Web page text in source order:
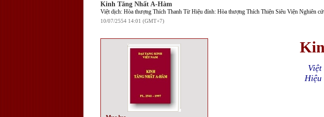
Kinh Tăng Nhất A-Hàm
Việt dịch: Hòa thượng Thích Thanh Từ Hiệu đính: Hòa thượng Thích Thiện Siêu Viện Nghiên
10/07/2554 14:01 (GMT+7)